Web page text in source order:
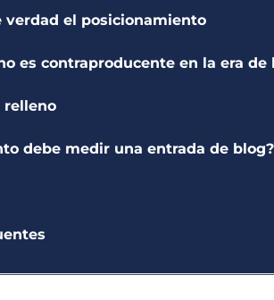
verdad el posicionamiento
es contraproducente en la era de
relleno
debe medir una entrada de blog?